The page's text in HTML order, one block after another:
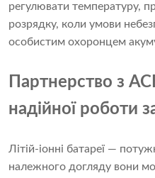
регулювати температуру,
розрядку, коли умови
особистим охоронцем
Партнерство з
надійної роботи
Літій-іонні батареї —
належного догляду вони